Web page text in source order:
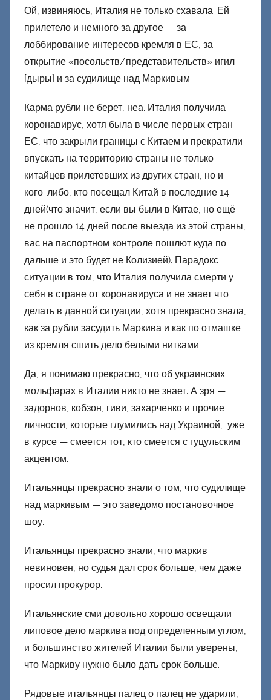
Ой, извиняюсь, Италия не только схавала. Ей
прилетело и немного за другое — за
лоббирование интересов кремля в ЕС, за
открытие «посольств/представительств» игил
[дыры] и за судилище над Маркивым.
Карма рубли не берет, неа. Италия получила
коронавирус, хотя была в числе первых стран
ЕС, что закрыли границы с Китаем и прекратили
впускать на территорию страны не только
китайцев прилетевших из других стран, но и
кого-либо, кто посещал Китай в последние 14
дней(что значит, если вы были в Китае, но ещё
не прошло 14 дней после выезда из этой страны,
вас на паспортном контроле пошлют куда по
дальше и это будет не Колизией). Парадокс
ситуации в том, что Италия получила смерти у
себя в стране от коронавируса и не знает что
делать в данной ситуации, хотя прекрасно знала,
как за рубли засудить Маркива и как по отмашке
из кремля сшить дело белыми нитками.
Да, я понимаю прекрасно, что об украинских
мольфарах в Италии никто не знает. А зря —
задорнов, кобзон, гиви, захарченко и прочие
личности, которые глумились над Украиной, уже
в курсе — смеется тот, кто смеется с гуцульским
акцентом.
Итальянцы прекрасно знали о том, что судилище
над маркивым — это заведомо постановочное
шоу.
Итальянцы прекрасно знали, что маркив
невиновен, но судья дал срок больше, чем даже
просил прокурор.
Итальянские сми довольно хорошо освещали
липовое дело маркива под определенным углом,
и большинство жителей Италии были уверены,
что Маркиву нужно было дать срок больше.
Рядовые итальянцы палец о палец не ударили,